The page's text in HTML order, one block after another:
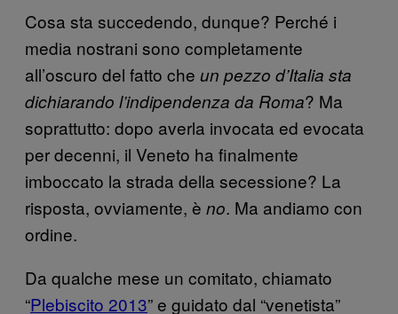
Cosa sta succedendo, dunque? Perché i
media nostrani sono completamente
all’oscuro del fatto che un pezzo d’Italia sta
dichiarando l’indipendenza da Roma? Ma
soprattutto: dopo averla invocata ed evocata
per decenni, il Veneto ha finalmente
imboccato la strada della secessione? La
risposta, ovviamente, è no. Ma andiamo con
ordine.
Da qualche mese un comitato, chiamato
“Plebiscito 2013” e guidato dal “venetista”